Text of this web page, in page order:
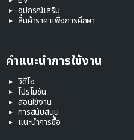
อุปกรณ์เสริม
สินค้าราคาเพื่อการศึกษา
คำแนะนำการใช้งาน
วิดีโอ
โปรโมชัน
สอนใช้งาน
การสนับสนุน
แนะนำการซื้อ